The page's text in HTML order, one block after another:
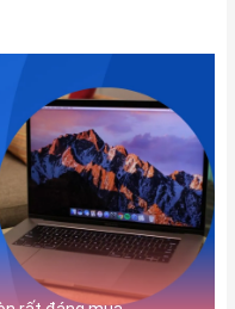
là dòng iPad tiêu chuẩn
nối USB Type - C giúp cải
như đáp ứng các yêu
công nghệ ở thời